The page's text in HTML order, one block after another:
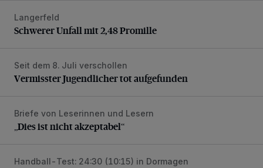
Schwerer Unfall mit 2,48 Promille
Langerfeld
Schwerer Unfall mit 2,48 Promille
Vermisster Jugendlicher tot aufgefunden
Seit dem 8. Juli verschollen
Vermisster Jugendlicher tot aufgefunden
„Dies ist nicht akzeptabel“
Briefe von Leserinnen und Lesern
„Dies ist nicht akzeptabel“
BHC-Trainer Pütz nach Testspiel unzufrieden
Handball-Test: 24:30 (10:15) in Dormagen